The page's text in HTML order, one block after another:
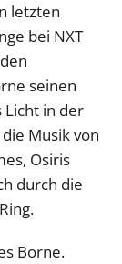
letzten
bei NXT
seinen
Licht in der
Musik von
Osiris
durch die
Borne.